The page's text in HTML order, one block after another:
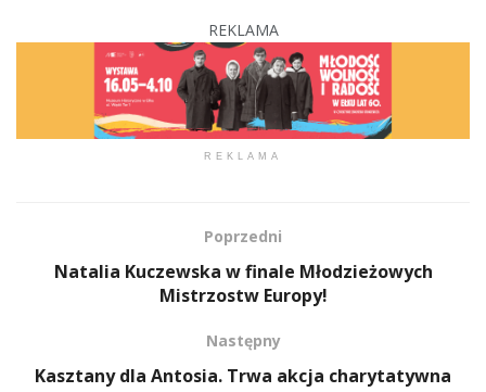
REKLAMA
REKLAMA
Poprzedni
Natalia Kuczewska w finale Młodzieżowych
Mistrzostw Europy!
Następny
Kasztany dla Antosia. Trwa akcja charytatywna